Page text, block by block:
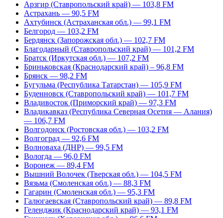
Арзгир (Ставропольский край) — 103,8 FM
Астрахань — 90,5 FM
Ахтубинск (Астраханская обл.) — 99,1 FM
Белгород — 103,2 FM
Бердянск (Запорожская обл.) — 102,7 FM
Благодарный (Ставропольский край) — 101,2 FM
Братск (Иркутская обл.) — 107,2 FM
Бриньковская (Краснодарский край) – 96,8 FM
Брянск — 98,2 FM
Бугульма (Республика Татарстан) — 105,9 FM
Буденновск (Ставропольский край) — 101,7 FM
Владивосток (Приморский край) — 97,3 FM
Владикавказ (Республика Северная Осетия — Алания)
— 106,7 FM
Волгодонск (Ростовская обл.) — 103,2 FM
Волгоград — 92,6 FM
Волноваха (ДНР) — 99,5 FM
Вологда — 96,0 FM
Воронеж — 89,4 FM
Вышний Волочек (Тверская обл.) — 104,5 FM
Вязьма (Смоленская обл.) — 88,3 FM
Гагарин (Смоленская обл.) — 95,3 FM
Галюгаевская (Ставропольский край) — 89,8 FM
Геленджик (Краснодарский край) — 93,1 FM